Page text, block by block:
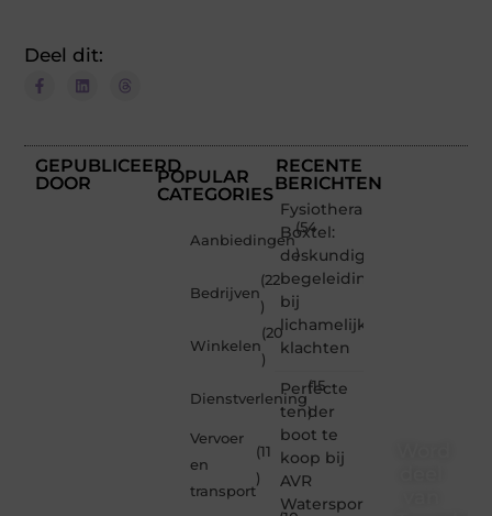
Deel dit:
GEPUBLICEERD
DOOR
POPULAR
CATEGORIES
Aanbiedingen
(54
)
Bedrijven
(22
)
Winkelen
(20
)
Dienstverlening
(15
)
Vervoer
en
transport
(11
)
RECENTE
BERICHTEN
Fysiotherapie
Boxtel:
deskundige
begeleiding
bij
lichamelijke
klachten
Perfecte
tender
boot te
koop bij
AVR
Watersport